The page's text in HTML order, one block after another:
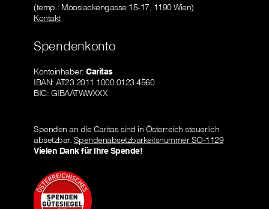
(temp.: Mooslackengasse 15-17, 1190 Wien)
Kontakt
Spendenkonto
Kontoinhaber: Caritas
IBAN: AT23 2011 1000 0123 4560
BIC: GIBAATWWXXX
Spenden an die Caritas sind in Österreich steuerlich
absetzbar. Spendenabsetzbarkeitsnummer SO-1129
Vielen Dank für Ihre Spende!